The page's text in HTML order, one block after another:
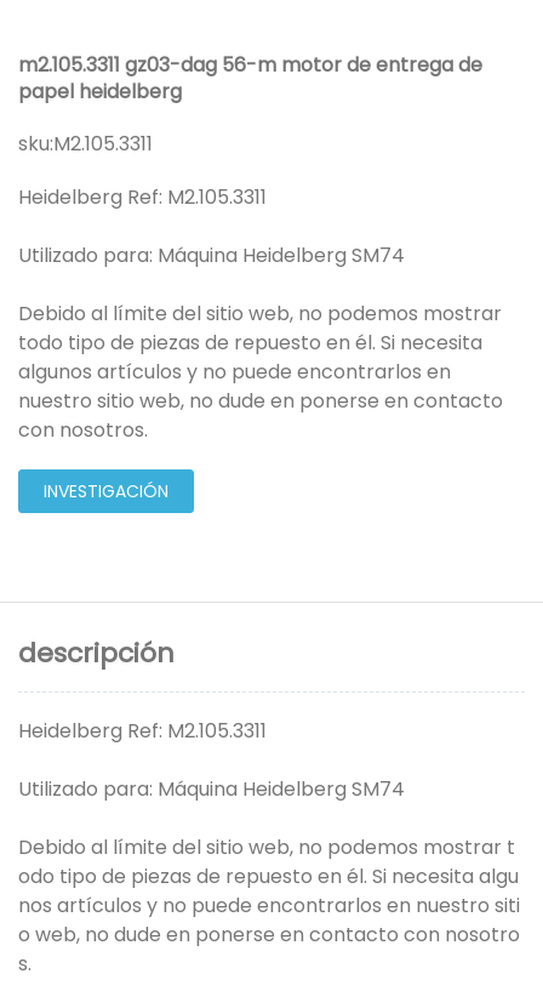
m2.105.3311 gz03-dag 56-m motor de entrega de
papel heidelberg
sku:M2.105.3311
Heidelberg Ref: M2.105.3311
Utilizado para: Máquina Heidelberg SM74
Debido al límite del sitio web, no podemos mostrar
todo tipo de piezas de repuesto en él. Si necesita
algunos artículos y no puede encontrarlos en
nuestro sitio web, no dude en ponerse en contacto
con nosotros.
INVESTIGACIÓN
descripción
Heidelberg Ref: M2.105.3311
Utilizado para: Máquina Heidelberg SM74
Debido al límite del sitio web, no podemos mostrar t
odo tipo de piezas de repuesto en él. Si necesita algu
nos artículos y no puede encontrarlos en nuestro siti
o web, no dude en ponerse en contacto con nosotro
s.